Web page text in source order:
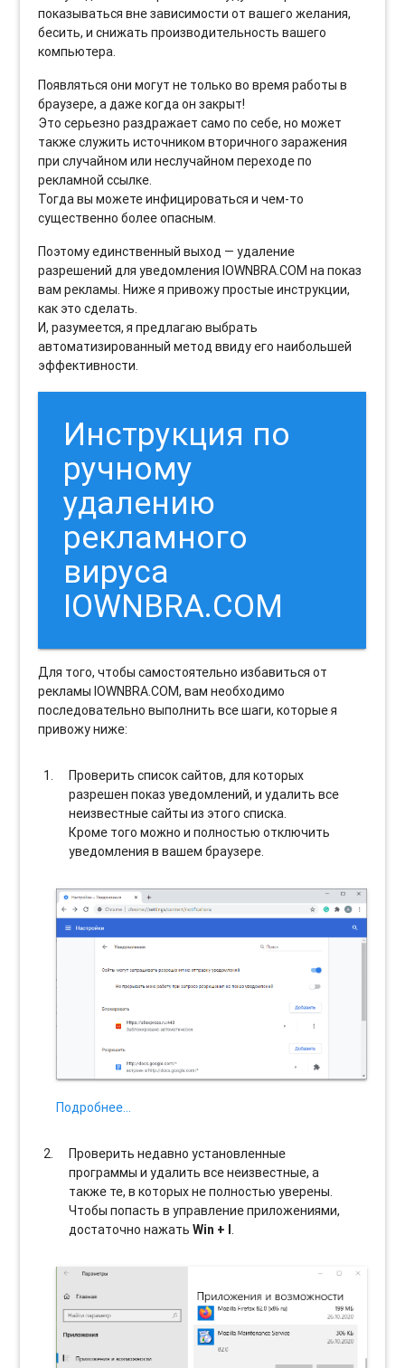
показываться вне зависимости от вашего желания,
бесить, и снижать производительность вашего
компьютера.
Появляться они могут не только во время работы в
браузере, а даже когда он закрыт!
Это серьезно раздражает само по себе, но может
также служить источником вторичного заражения
при случайном или неслучайном переходе по
рекламной ссылке.
Тогда вы можете инфицироваться и чем-то
существенно более опасным.
Поэтому единственный выход — удаление
разрешений для уведомления IOWNBRA.COM на показ
вам рекламы. Ниже я привожу простые инструкции,
как это сделать.
И, разумеется, я предлагаю выбрать
автоматизированный метод ввиду его наибольшей
эффективности.
Инструкция по
ручному
удалению
рекламного
вируса
IOWNBRA.COM
Для того, чтобы самостоятельно избавиться от
рекламы IOWNBRA.COM, вам необходимо
последовательно выполнить все шаги, которые я
привожу ниже:
Проверить список сайтов, для которых
разрешен показ уведомлений, и удалить все
неизвестные сайты из этого списка.
Кроме того можно и полностью отключить
уведомления в вашем браузере.
Подробнее…
Проверить недавно установленные
программы и удалить все неизвестные, а
также те, в которых не полностью уверены.
Чтобы попасть в управление приложениями,
достаточно нажатьWin + I.